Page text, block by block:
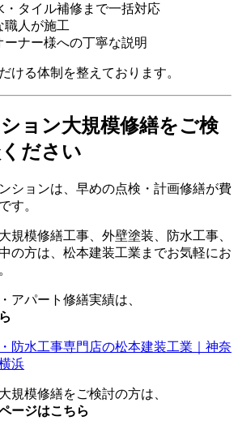
・タイル補修まで一括対応
職人が施工
ーナー様への丁寧な説明
ける体制を整えております。
ョン大規模修繕をご検
ださい
ションは、早めの点検・計画修繕が費
す。
規模修繕工事、外壁塗装、防水工事、
の方は、松本建装工業までお気軽にお
アパート修繕実績は、
防水工事専門店の松本建装工業｜神奈
浜
規模修繕をご検討の方は、
ージはこちら